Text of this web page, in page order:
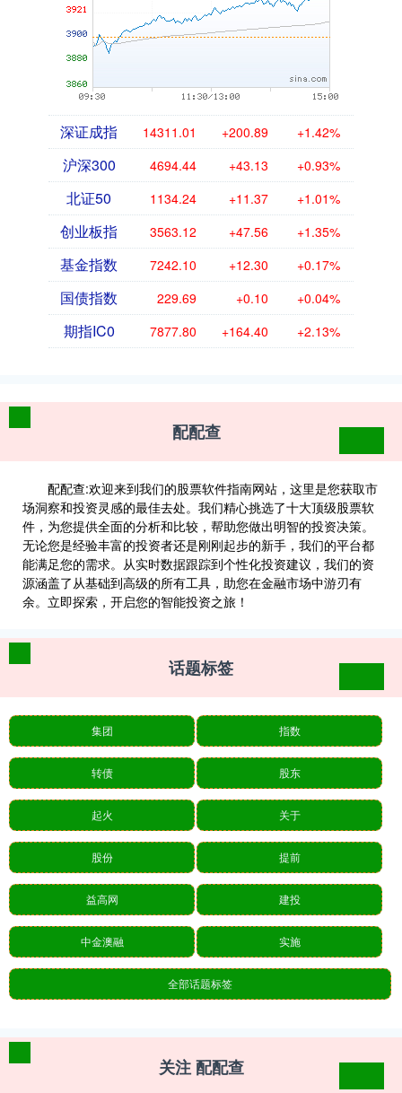
深证成指 14311.01 +200.89 +1.42%
沪深300 4694.44 +43.13 +0.93%
北证50 1134.24 +11.37 +1.01%
创业板指 3563.12 +47.56 +1.35%
基金指数 7242.10 +12.30 +0.17%
国债指数 229.69 +0.10 +0.04%
期指IC0 7877.80 +164.40 +2.13%
配配查
配配查:欢迎来到我们的股票软件指南网站，这里是您获取市
场洞察和投资灵感的最佳去处。我们精心挑选了十大顶级股票软
件，为您提供全面的分析和比较，帮助您做出明智的投资决策。
无论您是经验丰富的投资者还是刚刚起步的新手，我们的平台都
能满足您的需求。从实时数据跟踪到个性化投资建议，我们的资
源涵盖了从基础到高级的所有工具，助您在金融市场中游刃有
余。立即探索，开启您的智能投资之旅！
话题标签
集团 指数
转债 股东
起火 关于
股份 提前
益高网 建投
中金澳融 实施
全部话题标签
关注 配配查